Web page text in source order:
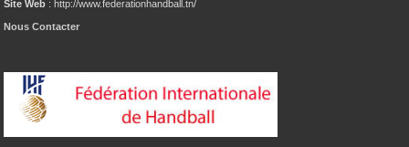
Site Web : http://www.federationhandball.tn/
Nous Contacter